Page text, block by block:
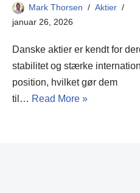
Mark Thorsen
Aktier
januar 26, 2026
Danske aktier er kendt for
stabilitet og stærke
position, hvilket gør dem
til… Read More »